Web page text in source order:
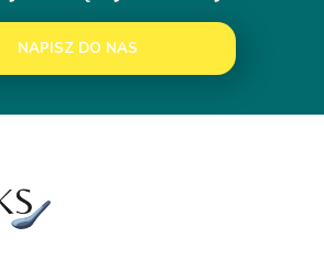
NAPISZ DO NAS